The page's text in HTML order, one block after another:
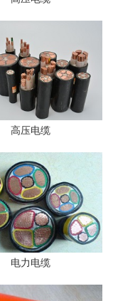
高压电缆
电力电缆